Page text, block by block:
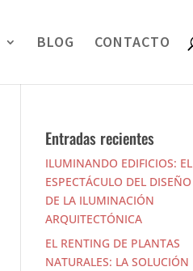
BLOG CONTACTO
Entradas recientes
ILUMINANDO EDIFICIOS: EL
ESPECTÁCULO DEL DISEÑO
DE LA ILUMINACIÓN
ARQUITECTÓNICA
EL RENTING DE PLANTAS
NATURALES: LA SOLUCIÓN